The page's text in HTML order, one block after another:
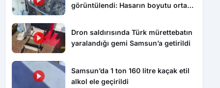
görüntülendi: Hasarın boyutu ortaya
Dron saldırısında Türk mürettebatın
yaralandığı gemi Samsun’a getirildi
Samsun’da 1 ton 160 litre kaçak etil
alkol ele geçirildi